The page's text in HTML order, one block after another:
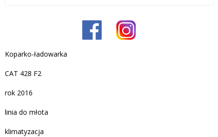
Koparko-ładowarka
CAT 428 F2
rok 2016
linia do młota
klimatyzacja